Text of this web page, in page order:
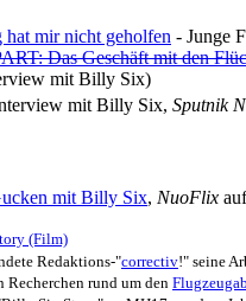
mir nicht geholfen - Junge
Das Geschäft mit den
mit Billy Six)
mit Billy Six, Sputnik
mit Billy Six, NuoFlix
(Film)
Redaktions-"correctiv!" seine
Recherchen rund um den